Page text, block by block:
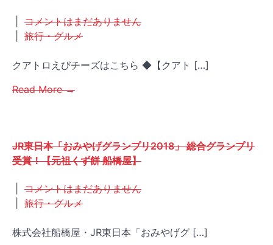
コメントはまだありません
旅行・グルメ
クアトロえびチーズはこちら ◆【クアト […]
Read More →
JR東日本「おみやげグランプリ2018」 総合グランプリ
受賞！【元祖くず餅 船橋屋】
コメントはまだありません
旅行・グルメ
株式会社船橋屋・JR東日本「おみやげグ […]